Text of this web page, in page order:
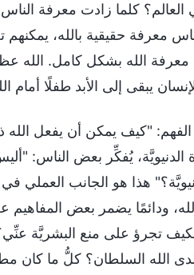
كلما زادت معرفة الناس
معرفة حقيقية بالله،
معرفة الله بشكل كامل. الله
يبقى إلى الأبد طفلًا أمام
الفهم: "كيف يمكن أن يفعل الله
يُفكِّر بعض الناس:
هذا هو الجانب العملي
ودائمًا يضمر بعض المفاهيم
فكيف تجرؤ على منع البشريَّة
الله السلطان؟ كلُّ ما كان